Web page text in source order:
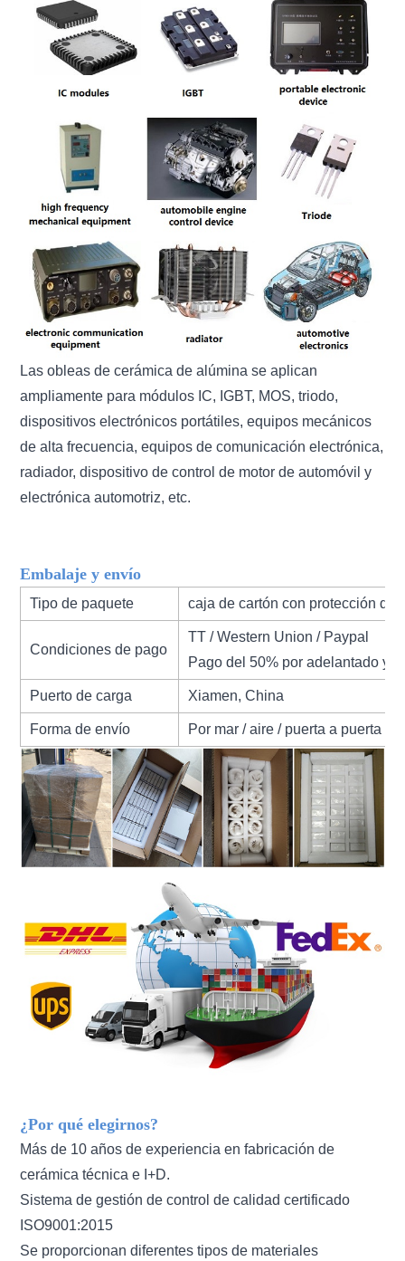
Las obleas de cerámica de alúmina se aplican
ampliamente para módulos IC, IGBT, MOS, triodo,
dispositivos electrónicos portátiles, equipos mecánicos
de alta frecuencia, equipos de comunicación electrónica,
radiador, dispositivo de control de motor de automóvil y
electrónica automotriz, etc.
Embalaje y envío
Tipo de paquete caja de cartón con protección de
Condiciones de pago
TT / Western Union / Paypal
Pago del 50% por adelantado y
Puerto de carga Xiamen, China
Forma de envío Por mar / aire / puerta a puerta
¿Por qué elegirnos?
Más de 10 años de experiencia en fabricación de
cerámica técnica e I+D.
Sistema de gestión de control de calidad certificado
ISO9001:2015
Se proporcionan diferentes tipos de materiales